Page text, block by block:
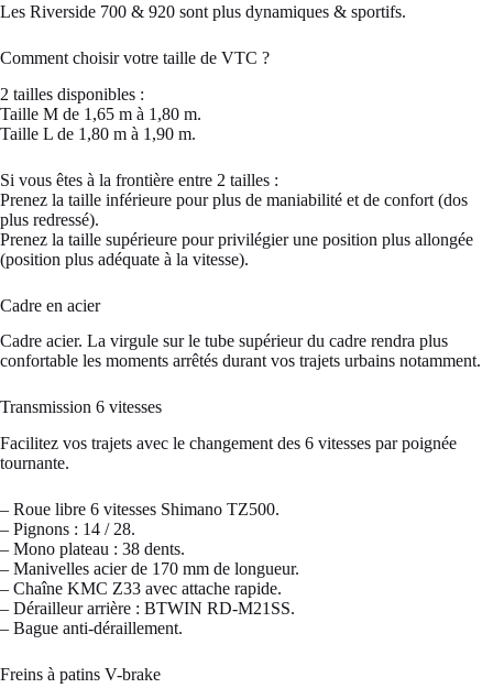
Les Riverside 700 & 920 sont plus dynamiques & sportifs.
Comment choisir votre taille de VTC ?
2 tailles disponibles :
Taille M de 1,65 m à 1,80 m.
Taille L de 1,80 m à 1,90 m.
Si vous êtes à la frontière entre 2 tailles :
Prenez la taille inférieure pour plus de maniabilité et de confort (dos
plus redressé).
Prenez la taille supérieure pour privilégier une position plus allongée
(position plus adéquate à la vitesse).
Cadre en acier
Cadre acier. La virgule sur le tube supérieur du cadre rendra plus
confortable les moments arrêtés durant vos trajets urbains notamment.
Transmission 6 vitesses
Facilitez vos trajets avec le changement des 6 vitesses par poignée
tournante.
– Roue libre 6 vitesses Shimano TZ500.
– Pignons : 14 / 28.
– Mono plateau : 38 dents.
– Manivelles acier de 170 mm de longueur.
– Chaîne KMC Z33 avec attache rapide.
– Dérailleur arrière : BTWIN RD-M21SS.
– Bague anti-déraillement.
Freins à patins V-brake